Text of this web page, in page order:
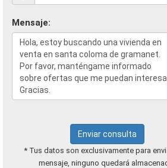
Mensaje:
Enviar consulta
* Tus datos son exclusivamente para
mensaje, ninguno quedará